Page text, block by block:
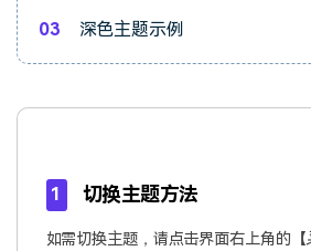
03
深色主题示例
1 切换主题方法
如需切换主题，请点击界面右上角的【